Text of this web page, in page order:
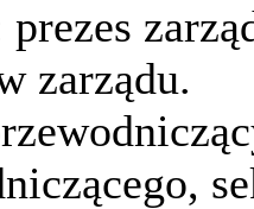
prezes
zarządu.